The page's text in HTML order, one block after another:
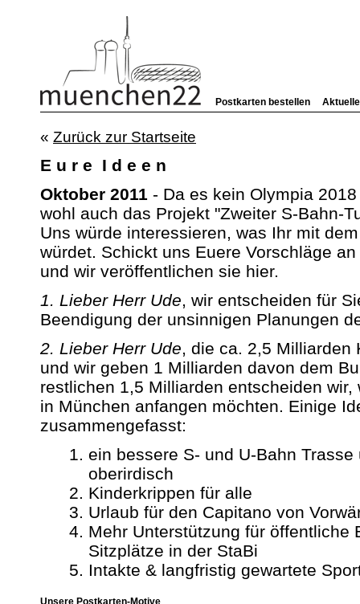
Postkarten bestellen
« Zurück zur Startseite
E u r e I d e e n
Oktober 2011 - Da es kein Olympia
wohl auch das Projekt "Zweiter S-Bahn-
Uns würde interessieren, was Ihr mit
würdet. Schickt uns Euere Vorschläge an
und wir veröffentlichen sie hier.
1. Lieber Herr Ude, wir entscheiden für
Beendigung der unsinnigen Planungen
2. Lieber Herr Ude, die ca. 2,5 Milliarden
und wir geben 1 Milliarden davon dem
restlichen 1,5 Milliarden entscheiden
in München anfangen möchten. Einige
zusammengefasst:
ein bessere S- und U-Bahn
oberirdisch
Kinderkrippen für alle
Urlaub für den Capitano von
Mehr Unterstützung für öffentliche
Sitzplätze in der StaBi
Intakte & langfristig gewartete
Unsere Postkarten-Motive